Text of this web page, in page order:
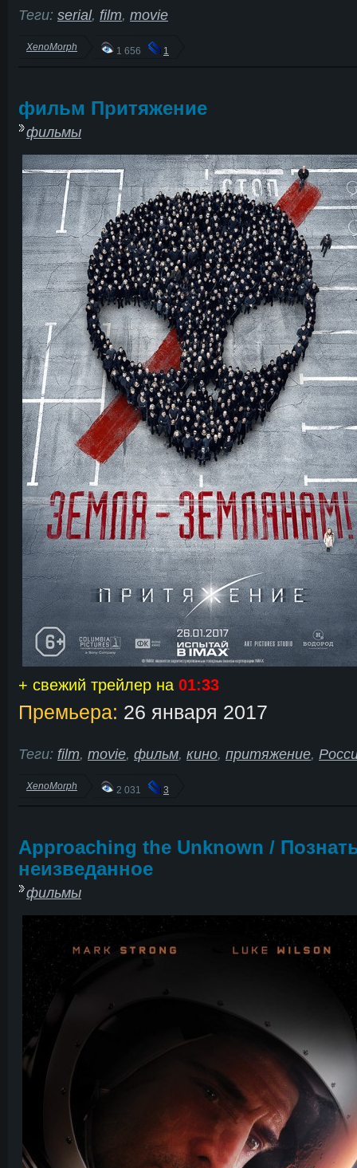
Теги: serial, film, movie
XenoMorph 1 656 1
фильм Притяжение
фильмы
+ свежий трейлер на 01:33
Премьера: 26 января 2017
Теги: film, movie, фильм, кино, притяжение,
XenoMorph 2 031 3
Approaching the Unknown /
неизведанное
фильмы